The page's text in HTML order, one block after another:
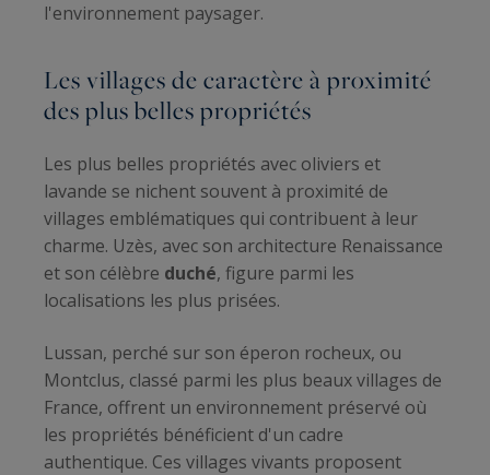
l'environnement paysager.
Les villages de caractère à proximité
des plus belles propriétés
Les plus belles propriétés avec oliviers et
lavande se nichent souvent à proximité de
villages emblématiques qui contribuent à leur
charme. Uzès, avec son architecture Renaissance
et son célèbre duché, figure parmi les
localisations les plus prisées.
Lussan, perché sur son éperon rocheux, ou
Montclus, classé parmi les plus beaux villages de
France, offrent un environnement préservé où
les propriétés bénéficient d'un cadre
authentique. Ces villages vivants proposent